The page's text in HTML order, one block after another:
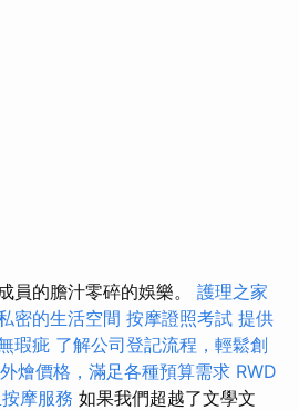
員的膽汁零碎的娛樂。 護理之家
密的生活空間 按摩證照考試 提供
瑕疵 了解公司登記流程，輕鬆創
燴價格，滿足各種預算需求 RWD
摩服務 如果我們超越了文學文